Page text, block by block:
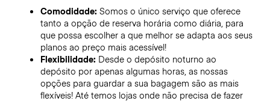
Comodidade: Somos o único serviço que oferece
tanto a opção de reserva horária como diária, para
que possa escolher a que melhor se adapta aos seus
planos ao preço mais acessível!
Flexibilidade: Desde o depósito noturno ao
depósito por apenas algumas horas, as nossas
opções para guardar a sua bagagem são as mais
flexíveis! Até temos lojas onde não precisa de fazer